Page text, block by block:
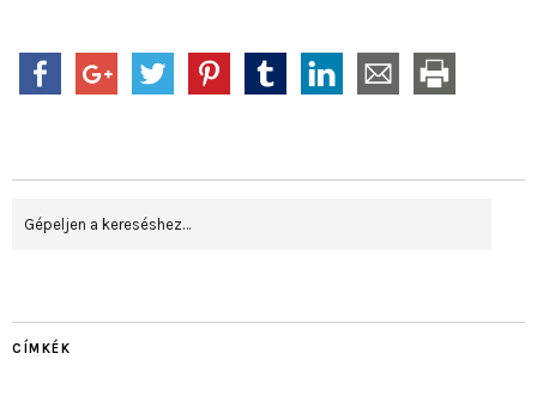
CÍMKÉK